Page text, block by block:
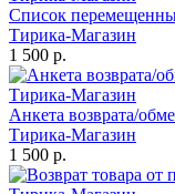
Список
Тирика-Магазин
1 500 р.
Анкета возврата/
Тирика-Магазин
1 500 р.